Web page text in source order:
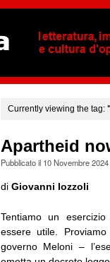
Currently viewing the tag:
Apartheid
Pubblicato il 10 Novembre 2024
di Giovanni Iozzoli
Tentiamo un
essere utile.
governo Meloni –